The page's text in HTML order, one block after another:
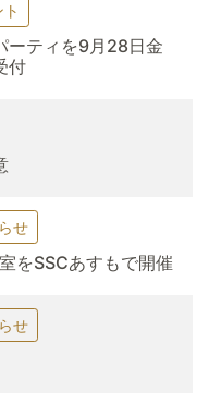
ーティを9月28日金
付
せ
をSSCあすもで開催
せ